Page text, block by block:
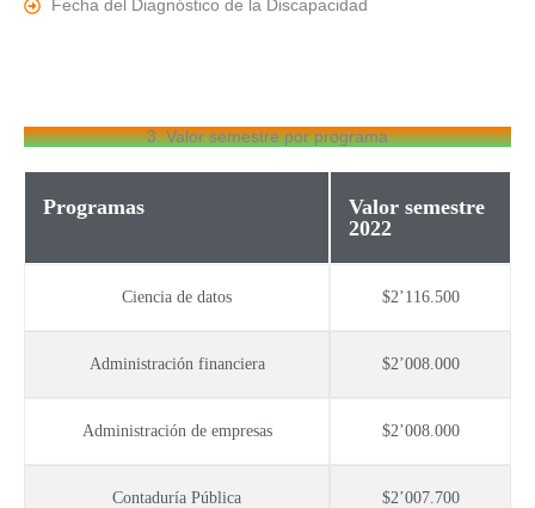
Fecha del Diagnóstico de la Discapacidad
3. Valor semestre por programa
Programas
Valor semestre
2022
Ciencia de datos $2’116.500
Administración financiera $2’008.000
Administración de empresas $2’008.000
Contaduría Pública $2’007.700